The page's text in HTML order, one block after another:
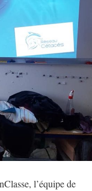
l’équipe de